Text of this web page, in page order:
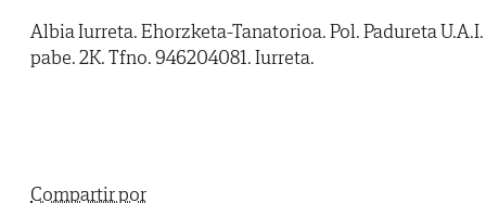
Albia Iurreta. Ehorzketa-Tanatorioa. Pol. Padureta
pabe. 2K. Tfno. 946204081. Iurreta.
Compartir por